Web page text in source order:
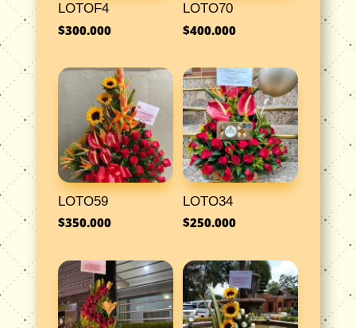
LOTOF4
$300.000
LOTO70
$400.000
LOTO59
$350.000
LOTO34
$250.000